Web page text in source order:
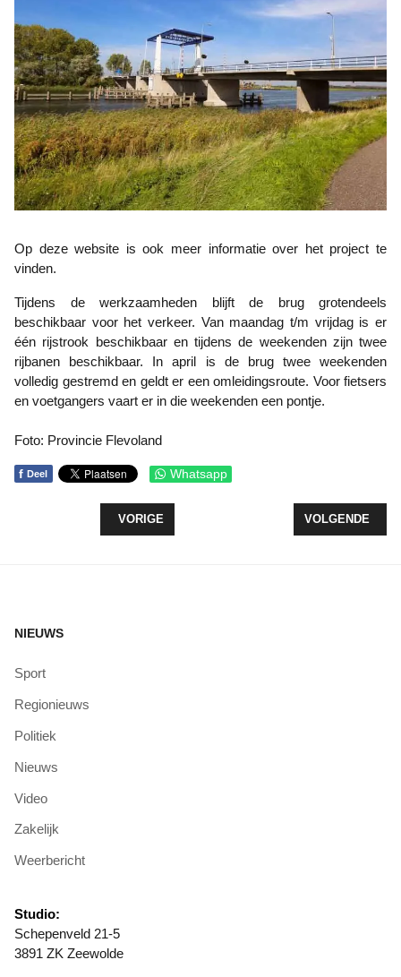
Op deze website is ook meer informatie over het project te
vinden.
Tijdens de werkzaamheden blijft de brug grotendeels
beschikbaar voor het verkeer. Van maandag t/m vrijdag is er
één rijstrook beschikbaar en tijdens de weekenden zijn twee
rijbanen beschikbaar. In april is de brug twee weekenden
volledig gestremd en geldt er een omleidingsroute. Voor fietsers
en voetgangers vaart er in die weekenden een pontje.
Foto: Provincie Flevoland
f Deel Whatsapp
VORIG ARTIKEL: DUURZAAM? STEUN LOKALE
VORIGE VOLGENDE
VOLGENDE
NIEUWS
Sport
Regionieuws
Politiek
Nieuws
Video
Zakelijk
Weerbericht
Studio:
Schepenveld 21-5
3891 ZK Zeewolde